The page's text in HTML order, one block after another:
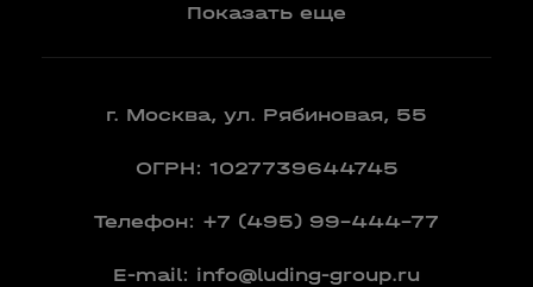
Показать еще
г. Москва, ул. Рябиновая, 55
ОГРН: 1027739644745
Телефон: +7 (495) 99-444-77
E-mail: info@luding-group.ru